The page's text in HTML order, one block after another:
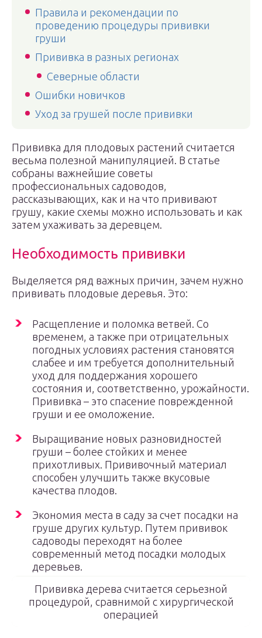
Правила и рекомендации по
проведению процедуры прививки
груши
Прививка в разных регионах
Северные области
Ошибки новичков
Уход за грушей после прививки
Прививка для плодовых растений считается
весьма полезной манипуляцией. В статье
собраны важнейшие советы
профессиональных садоводов,
рассказывающих, как и на что прививают
грушу, какие схемы можно использовать и как
затем ухаживать за деревцем.
Необходимость прививки
Выделяется ряд важных причин, зачем нужно
прививать плодовые деревья. Это:
Расщепление и поломка ветвей. Со
временем, а также при отрицательных
погодных условиях растения становятся
слабее и им требуется дополнительный
уход для поддержания хорошего
состояния и, соответственно, урожайности.
Прививка – это спасение поврежденной
груши и ее омоложение.
Выращивание новых разновидностей
груши – более стойких и менее
прихотливых. Прививочный материал
способен улучшить также вкусовые
качества плодов.
Экономия места в саду за счет посадки на
груше других культур. Путем прививок
садоводы переходят на более
современный метод посадки молодых
деревьев.
Прививка дерева считается серьезной
процедурой, сравнимой с хирургической
операцией